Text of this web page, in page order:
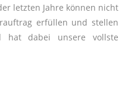
letzten Jahre können nicht
erfüllen und stellen
hat dabei unsere vollste